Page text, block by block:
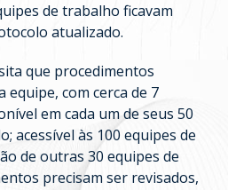
de trabalho ficavam
atualizado.
que procedimentos
equipe, com cerca de 7
em cada um de seus 50
acessível às 100 equipes de
de outras 30 equipes de
precisam ser revisados,